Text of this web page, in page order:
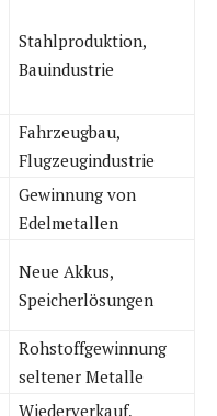
Stahlproduktion,
Bauindustrie
Fahrzeugbau,
Flugzeugindustrie
Gewinnung von
Edelmetallen
Neue Akkus,
Speicherlösungen
Rohstoffgewinnung
seltener Metalle
Wiederverkauf,